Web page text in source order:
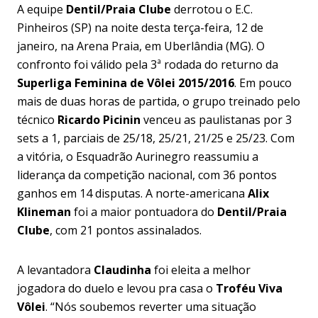
A equipe Dentil/Praia Clube derrotou o E.C.
Pinheiros (SP) na noite desta terça-feira, 12 de
janeiro, na Arena Praia, em Uberlândia (MG). O
confronto foi válido pela 3ª rodada do returno da
Superliga Feminina de Vôlei 2015/2016. Em pouco
mais de duas horas de partida, o grupo treinado pelo
técnico Ricardo Picinin venceu as paulistanas por 3
sets a 1, parciais de 25/18, 25/21, 21/25 e 25/23. Com
a vitória, o Esquadrão Aurinegro reassumiu a
liderança da competição nacional, com 36 pontos
ganhos em 14 disputas. A norte-americana Alix
Klineman foi a maior pontuadora do Dentil/Praia
Clube, com 21 pontos assinalados.
A levantadora Claudinha foi eleita a melhor
jogadora do duelo e levou pra casa o Troféu Viva
Vôlei. “Nós soubemos reverter uma situação